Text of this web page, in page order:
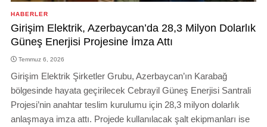
HABERLER
Girişim Elektrik, Azerbaycan’da 28,3 Milyon Dolarlık
Güneş Enerjisi Projesine İmza Attı
Temmuz 6, 2026
Girişim Elektrik Şirketler Grubu, Azerbaycan’ın Karabağ
bölgesinde hayata geçirilecek Cebrayil Güneş Enerjisi Santrali
Projesi’nin anahtar teslim kurulumu için 28,3 milyon dolarlık
anlaşmaya imza attı. Projede kullanılacak şalt ekipmanları ise